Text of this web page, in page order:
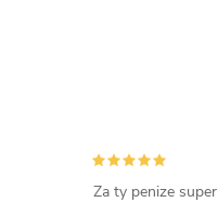
Za ty penize super